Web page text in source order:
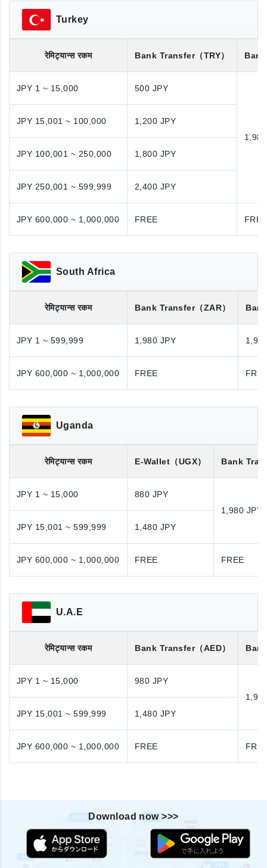
Turkey
रेमिट्यान्स रकम Bank Transfer（TRY）
JPY 1 ~ 15,000 500 JPY
JPY 15,001 ~ 100,000 1,200 JPY
JPY 100,001 ~ 250,000 1,800 JPY
JPY 250,001 ~ 599,999 2,400 JPY
JPY 600,000 ~ 1,000,000 FREE FREE
South Africa
रेमिट्यान्स रकम Bank Transfer（ZAR）
JPY 1 ~ 599,999 1,980 JPY
JPY 600,000 ~ 1,000,000 FREE
Uganda
रेमिट्यान्स रकम E-Wallet （UGX） Bank
JPY 1 ~ 15,000
880 JPY
1,980 JPY
JPY 15,001 ~ 599,999
1,480 JPY
JPY 600,000 ~ 1,000,000 FREE FREE
U.A.E
रेमिट्यान्स रकम Bank Transfer（AED）
JPY 1 ~ 15,000
980 JPY
JPY 15,001 ~ 599,999
1,480 JPY
JPY 600,000 ~ 1,000,000 FREE
Download now >>>